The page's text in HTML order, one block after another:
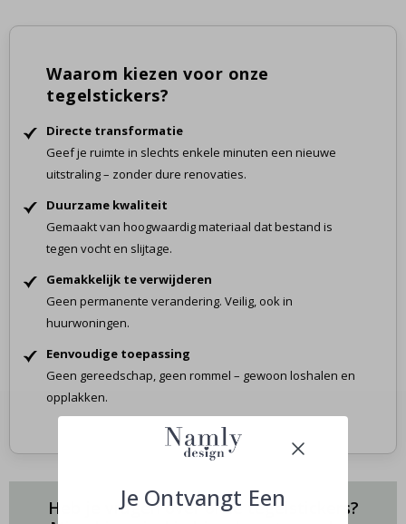
Waarom kiezen voor onze
tegelstickers?
Directe transformatie
Geef je ruimte in slechts enkele minuten een nieuwe
uitstraling – zonder dure renovaties.
Duurzame kwaliteit
Gemaakt van hoogwaardig materiaal dat bestand is
tegen vocht en slijtage.
Gemakkelijk te verwijderen
Geen permanente verandering. Veilig, ook in
huurwoningen.
Eenvoudige toepassing
Geen gereedschap, geen rommel – gewoon loshalen en
opplakken.
Heb je vragen over onze tegelstickers?
Je Ontvangt Een